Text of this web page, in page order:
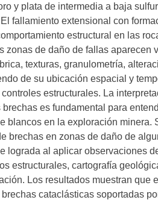
y plata de intermedia a baja
fallamiento extensional con
estructural en las
zonas de daño de fallas aparecen
texturas, granulometría,
de su ubicación espacial y
estructurales. La
es fundamental para
blancos en la exploración minera.
brechas en zonas de daño de
lograda al aplicar observaciones
estructurales, cartografía
Los resultados muestran que
cataclásticas soportadas